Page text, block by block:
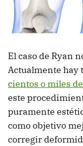
El caso de Ryan
Actualmente hay
cientos o miles
este
puramente
como objetivo
corregir